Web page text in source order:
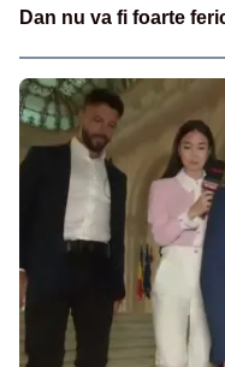
Dan nu va fi foarte